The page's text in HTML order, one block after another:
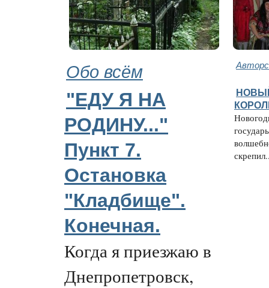
Обо всём
"ЕДУ Я НА
РОДИНУ..."
Пункт 7.
Остановка
"Кладбище".
Конечная.
Когда я приезжаю в
Днепропетровск,